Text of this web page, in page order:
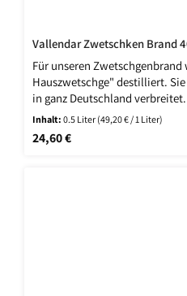
Vallendar Zwetschken Brand
Für unseren
Hauszwetschge" destilliert. Sie ist seit dem 17. Jahrhundert
in ganz Deutschland verbreitet. Bekannt ist sie auch unter
anderen Synonymen wie: Bauernpflaume, Gemeine
Zwetschge, Fränkische
etc. Ihre Herkunft ist
Inhalt:0.5 Liter (49,20 € / 1 Liter)
Regulärer Preis:
24,60 €